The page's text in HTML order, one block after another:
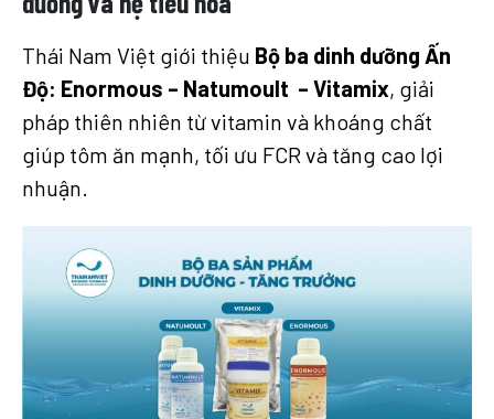
Thái Nam Việt giới thiệu Bộ ba dinh dưỡng Ấn
Độ: Enormous – Natumoult – Vitamix, giải
pháp thiên nhiên từ vitamin và khoáng chất
giúp tôm ăn mạnh, tối ưu FCR và tăng cao lợi
nhuận.